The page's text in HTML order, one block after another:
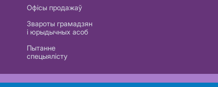
Офісы продажаў
Звароты грамадзян
і юрыдычных асоб
Пытанне
спецыялісту